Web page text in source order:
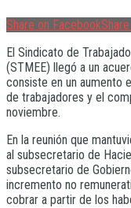
Share on Facebook
El Sindicato de
(STMEE) llegó a un
consiste en un aumento
de trabajadores y el
noviembre.
En la reunión que
al subsecretario de
subsecretario de
incremento no
cobrar a partir de los